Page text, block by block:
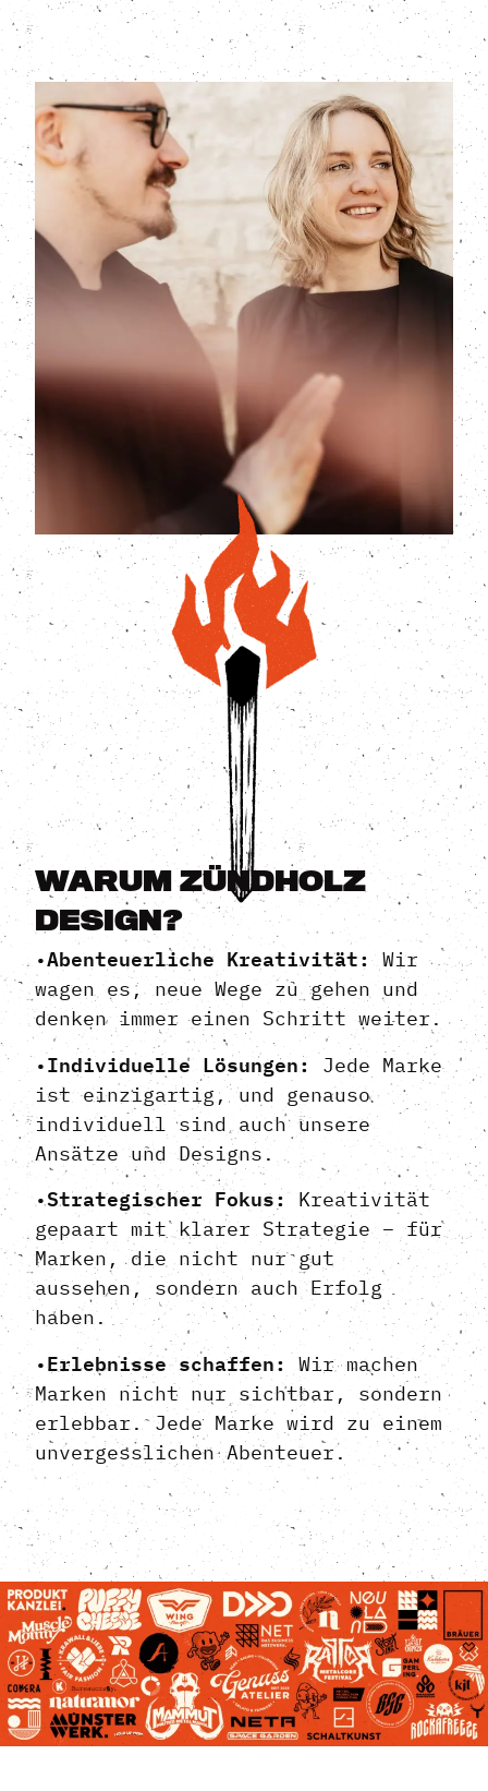
WARUM ZÜNDHOLZ
DESIGN?
•Abenteuerliche Kreativität:Wir
wagen es, neue Wege zu gehen und
denken immer einen Schritt weiter.
•Individuelle Lösungen:
Jede Marke
ist einzigartig, und genauso
individuell sind auch unsere
Ansätze und Designs.
•Strategischer Fokus:Kreativität
gepaart mit klarer Strategie – für
Marken, die nicht nur gut
aussehen, sondern auch Erfolg
haben.
•Erlebnisse schaffen:
Wir machen
Marken nicht nur sichtbar, sondern
erlebbar. Jede Marke wird zu einem
unvergesslichen Abenteuer.